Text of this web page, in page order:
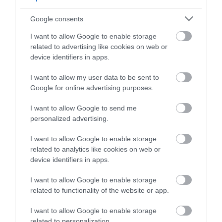
Google consents
I want to allow Google to enable storage
related to advertising like cookies on web or
device identifiers in apps.
I want to allow my user data to be sent to
Google for online advertising purposes.
I want to allow Google to send me
personalized advertising.
I want to allow Google to enable storage
related to analytics like cookies on web or
device identifiers in apps.
I want to allow Google to enable storage
related to functionality of the website or app.
I want to allow Google to enable storage
és bírósági eljárást is kiváltott, de végül a kormány
jóváhagyta.
Ezt is olvasd el!A természet meteorológusai: 5
változást
Körülbelül négyezer csigát szállítottak a közeli
helyszínekre, további kétezret pedig fogságban
kolónia létrehozására használtak fel – ezt egyrészt
tették, hogy növeljék a faj genetikai sokféleségét,
esetre, ha az áttelepített csigák nem tudnának
új lakóhelyükön.